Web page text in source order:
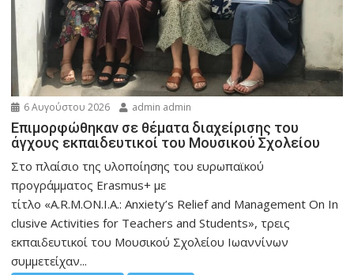
6 Αυγούστου 2026 admin admin
Eπιμορφώθηκαν σε θέματα διαχείρισης του
άγχους εκπαιδευτικοί του Μουσικού Σχολείου
Στο πλαίσιο της υλοποίησης του ευρωπαϊκού
προγράμματος Erasmus+ με
τίτλο «A.R.M.ON.I.A.: Anxiety’s Relief and Management On In
clusive Activities for Teachers and Students», τρεις
εκπαιδευτικοί του Μουσικού Σχολείου Ιωαννίνων
συμμετείχαν...